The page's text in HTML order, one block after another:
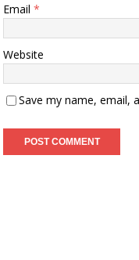
Email *
Website
Save my name, email,